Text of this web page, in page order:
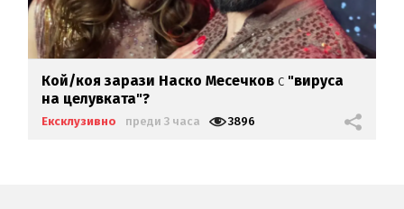
Кой/коя зарази Наско Месечков с "вируса
на целувката"?
Ексклузивно преди 3 часа 3896